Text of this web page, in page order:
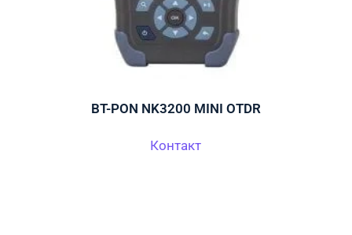
BT-PON NK3200 MINI OTDR
Контакт